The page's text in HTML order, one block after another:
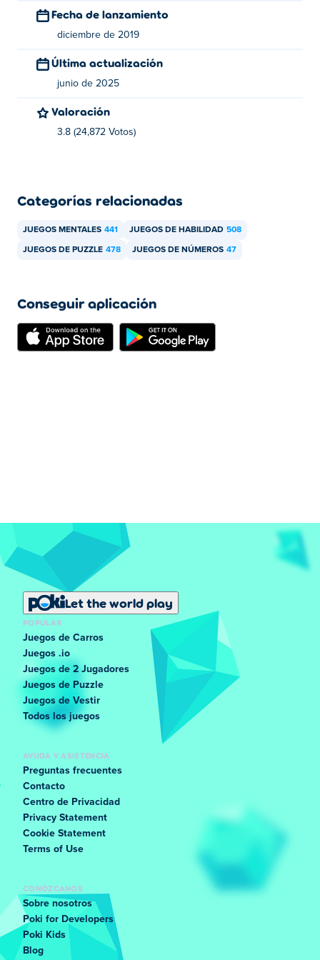
Fecha de lanzamiento
diciembre de 2019
Última actualización
junio de 2025
Valoración
3.8 (24,872 Votos)
Categorías relacionadas
JUEGOS MENTALES 441 JUEGOS DE HABILIDAD 508
JUEGOS DE PUZZLE 478 JUEGOS DE NÚMEROS 47
Conseguir aplicación
Let the world play
POPULAR
Juegos de Carros
Juegos .io
Juegos de 2 Jugadores
Juegos de Puzzle
Juegos de Vestir
Todos los juegos
AYUDA Y ASISTENCIA
Preguntas frecuentes
Contacto
Centro de Privacidad
Privacy Statement
Cookie Statement
Terms of Use
CONÓZCANOS
Sobre nosotros
Poki for Developers
Poki Kids
Blog